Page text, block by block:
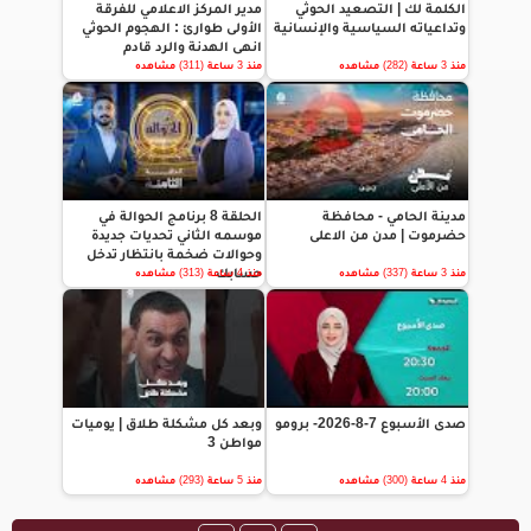
الكلمة لك | التصعيد الحوثي
وتداعياته السياسية والإنسانية
منذ 3 ساعة (282) مشاهده
مدير المركز الاعلامي للفرقة
الأولى طوارئ : الهجوم الحوثي
انهى الهدنة والرد قادم
منذ 3 ساعة (311) مشاهده
مدينة الحامي - محافظة
حضرموت | مدن من الاعلى
منذ 3 ساعة (337) مشاهده
الحلقة 8 برنامج الحوالة في
موسمه الثاني تحديات جديدة
وحوالات ضخمة بانتظار تدخل
حسابك
منذ 4 ساعة (313) مشاهده
صدى الأسبوع 7-8-2026- برومو
منذ 4 ساعة (300) مشاهده
وبعد كل مشكلة طلاق | يوميات
مواطن 3
منذ 5 ساعة (293) مشاهده